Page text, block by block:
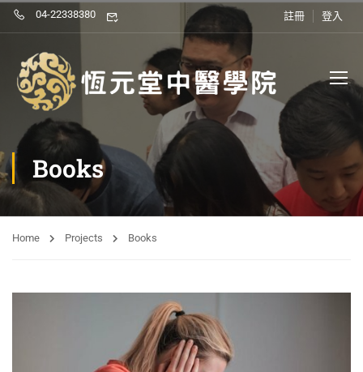
04-22338380 註冊 登入
Books
Home Projects Books